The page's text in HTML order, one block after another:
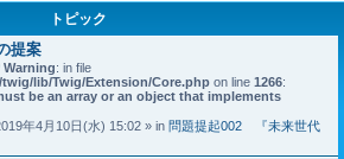
トピック
提案
: in file
lib/Twig/Extension/Core.php on line 1266:
be an array or an object that implements
年4月10日(水) 15:02 » in 問題提起002 『未来世代